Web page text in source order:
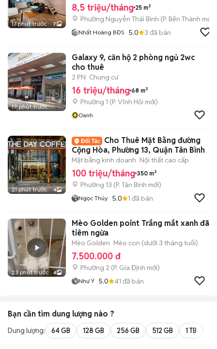
17 phút trước 7
8,5 triệu/tháng 25 m²
Phường Nguyễn Thái Bình (P. Bến Thành mới)
Nhất Hoàng BĐS 5.0 3 đã bán
19 phút trước
Galaxy 9, căn hộ 2 phòng ngủ 2wc
cho thuê
2 PN Chung cư
16 triệu/tháng 68 m²
Phường 1 (P. Vĩnh Hội mới)
OOanh
21 phút trước 4
Cho Thuê Mặt Bằng đường
Cộng Hòa, Phường 13, Quận Tân Bình
Mặt bằng kinh doanh Nội thất cao cấp
100 triệu/tháng 350 m²
Phường 13 (P. Tân Bình mới)
Ngọc Thúy 5.0 1 đã bán
23 phút trước 4
Mèo Golden point Trắng mắt xanh đã
tiêm ngừa
Mèo Golden Mèo con (dưới 3 tháng tuổi)
7.500.000 đ
Phường 2 (P. Gia Định mới)
Như Ý 5.0 41 đã bán
Bạn cần tìm dung lượng nào ?
Dung lượng: 64 GB 128 GB 256 GB 512 GB 1 TB